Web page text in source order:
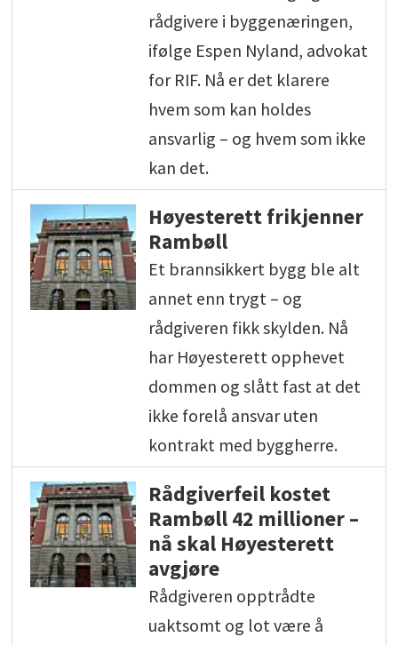
rådgivere i byggenæringen,
ifølge Espen Nyland, advokat
for RIF. Nå er det klarere
hvem som kan holdes
ansvarlig – og hvem som ikke
kan det.
Høyesterett frikjenner
Rambøll
Et brannsikkert bygg ble alt
annet enn trygt – og
rådgiveren fikk skylden. Nå
har Høyesterett opphevet
dommen og slått fast at det
ikke forelå ansvar uten
kontrakt med byggherre.
Rådgiverfeil kostet
Rambøll 42 millioner –
nå skal Høyesterett
avgjøre
Rådgiveren opptrådte
uaktsomt og lot være å